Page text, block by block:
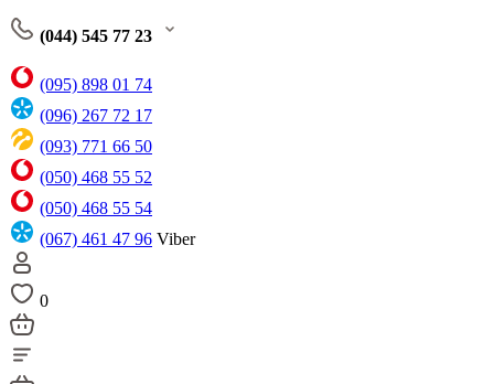
(044) 545 77 23
(095) 898 01 74
(096) 267 72 17
(093) 771 66 50
(050) 468 55 52
(050) 468 55 54
(067) 461 47 96 Viber
0